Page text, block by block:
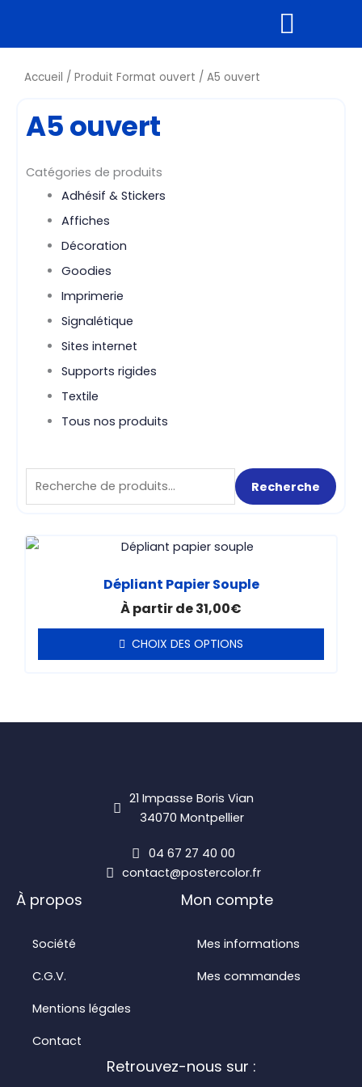
Accueil / Produit Format ouvert / A5 ouvert
A5 ouvert
Catégories de produits
Adhésif & Stickers
Affiches
Décoration
Goodies
Imprimerie
Signalétique
Sites internet
Supports rigides
Textile
Tous nos produits
Recherche
pour :
Recherche
Dépliant Papier Souple
À partir de31,00€
CHOIX DES OPTIONS
Ce
a
plusieurs
variations.
être
produit
21 Impasse Boris Vian
34070 Montpellier
04 67 27 40 00
contact@postercolor.fr
À propos
Société
C.G.V.
Mentions légales
Contact
Mon compte
Mes informations
Mes commandes
Retrouvez-nous sur :